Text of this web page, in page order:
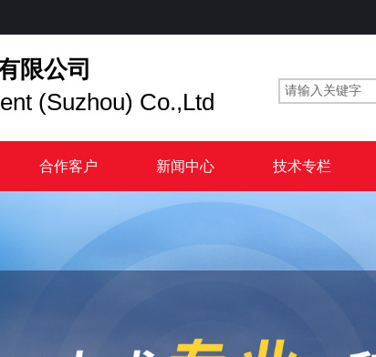
限公司
(Suzhou) Co.,Ltd
合作客户 新闻中心 技术专栏